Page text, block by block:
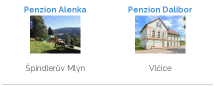
Penzion Alenka
Špindlerův Mlýn
Penzion Dalibor
Vlčice